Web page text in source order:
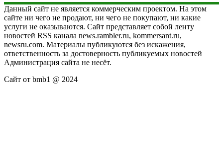
Данный сайт не является коммерческим проектом. На этом
сайте ни чего не продают, ни чего не покупают, ни какие
услуги не оказываются. Сайт представляет собой ленту
новостей RSS канала news.rambler.ru, kommersant.ru,
newsru.com. Материалы публикуются без искажения,
ответственность за достоверность публикуемых новостей
Администрация сайта не несёт.
Сайт от bmb1 @ 2024